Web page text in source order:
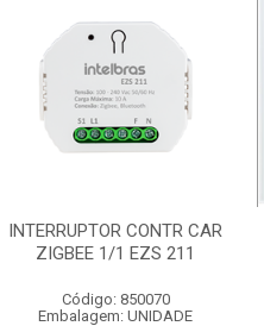
INTERRUPTOR CONTR CAR
ZIGBEE 1/1 EZS 211
Código: 850070
Embalagem: UNIDADE